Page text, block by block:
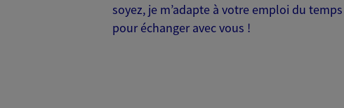
soyez, je m’adapte à votre emploi du
pour échanger avec vous !